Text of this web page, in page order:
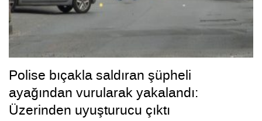
Polise bıçakla saldıran şüpheli
ayağından vurularak yakalandı:
Üzerinden uyuşturucu çıktı